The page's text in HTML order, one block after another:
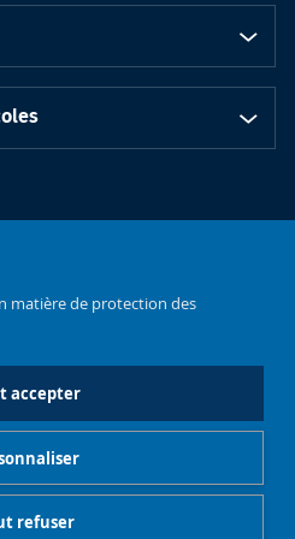
matière de protection des
accepter
refuser
Contacts Emploi
de cookies